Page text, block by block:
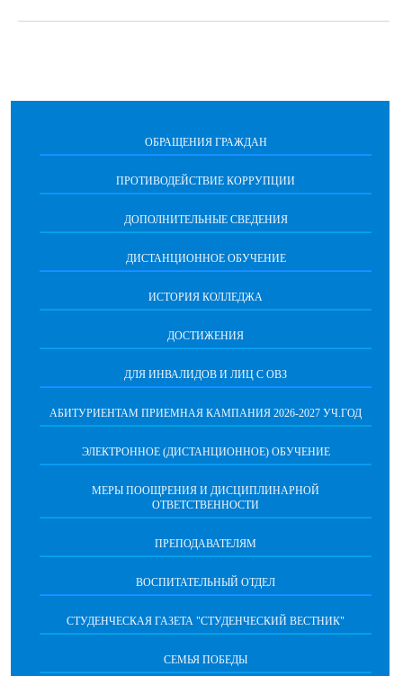
ОБРАЩЕНИЯ ГРАЖДАН
ПРОТИВОДЕЙСТВИЕ КОРРУПЦИИ
ДОПОЛНИТЕЛЬНЫЕ СВЕДЕНИЯ
ДИСТАНЦИОННОЕ ОБУЧЕНИЕ
ИСТОРИЯ КОЛЛЕДЖА
ДОСТИЖЕНИЯ
ДЛЯ ИНВАЛИДОВ И ЛИЦ С ОВЗ
АБИТУРИЕНТАМ ПРИЕМНАЯ КАМПАНИЯ 2026-2027 УЧ.ГОД
ЭЛЕКТРОННОЕ (ДИСТАНЦИОННОЕ) ОБУЧЕНИЕ
МЕРЫ ПООЩРЕНИЯ И ДИСЦИПЛИНАРНОЙ
ОТВЕТСТВЕННОСТИ
ПРЕПОДАВАТЕЛЯМ
ВОСПИТАТЕЛЬНЫЙ ОТДЕЛ
СТУДЕНЧЕСКАЯ ГАЗЕТА "СТУДЕНЧЕСКИЙ ВЕСТНИК"
СЕМЬЯ ПОБЕДЫ